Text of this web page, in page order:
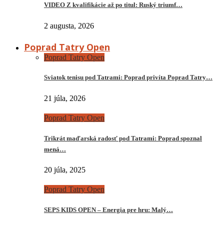
VIDEO Z kvalifikácie až po titul: Ruský triumf…
2 augusta, 2026
Poprad Tatry Open
Poprad Tatry Open
Sviatok tenisu pod Tatrami: Poprad privíta Poprad Tatry…
21 júla, 2026
Poprad Tatry Open
Trikrát maďarská radosť pod Tatrami: Poprad spoznal
mená…
20 júla, 2025
Poprad Tatry Open
SEPS KIDS OPEN – Energia pre hru: Malý…